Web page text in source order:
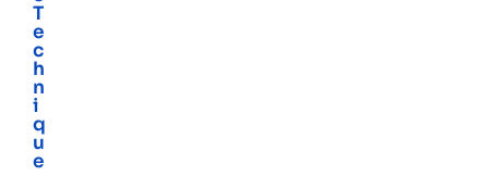
T
e
c
h
n
i
q
u
e